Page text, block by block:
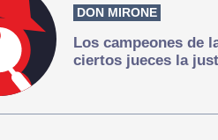
DON MIRONE
Los campeones de
ciertos jueces la